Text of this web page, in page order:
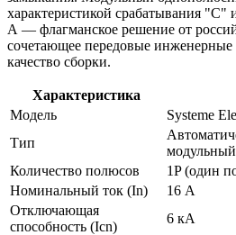
характеристикой срабатывания
А — флагманское решение от
сочетающее передовые инженерные
качество сборки.
Характеристика
Модель
Systeme
Тип
модульный
Количество полюсов
1P (один
Номинальный ток (In)
16 А
Отключающая
способность (Icn)
6 кА